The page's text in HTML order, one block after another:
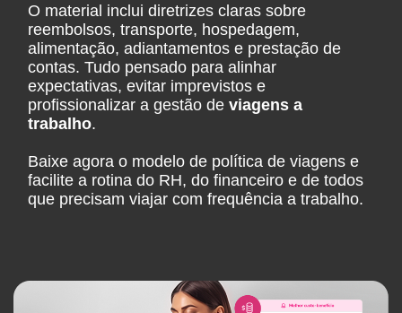
O material inclui diretrizes claras sobre
reembolsos, transporte, hospedagem,
alimentação, adiantamentos e prestação de
contas. Tudo pensado para alinhar
expectativas, evitar imprevistos e
profissionalizar a gestão de viagens a
trabalho.
Baixe agora o modelo de política de viagens e
facilite a rotina do RH, do financeiro e de todos
que precisam viajar com frequência a trabalho.